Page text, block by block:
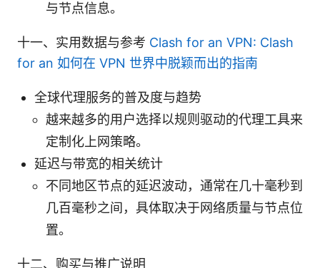
与节点信息。
十一、实用数据与参考 Clash for an VPN: Clash
for an 如何在 VPN 世界中脱颖而出的指南
全球代理服务的普及度与趋势
越来越多的用户选择以规则驱动的代理工具来
定制化上网策略。
延迟与带宽的相关统计
不同地区节点的延迟波动，通常在几十毫秒到
几百毫秒之间，具体取决于网络质量与节点位
置。
十二、购买与推广说明